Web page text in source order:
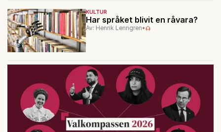
KULTUR
Har språket blivit en råvara?
Av: Henrik Lenngren•